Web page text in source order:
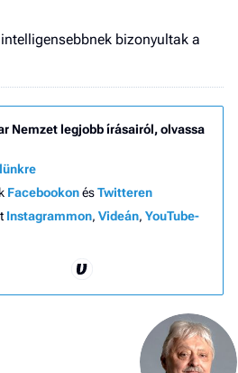
bizonyultak a
Nemzet legjobb írásairól, olvassa
FacebookonésTwitteren
Instagrammon, Videán, YouTube-